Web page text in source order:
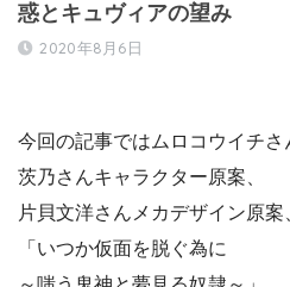
惑とキュヴィアの望み
2020年8月6日
今回の記事ではムロコウイチさ
茨乃さんキャラクター原案、
片貝文洋さんメカデザイン原案
「いつか仮面を脱ぐ為に